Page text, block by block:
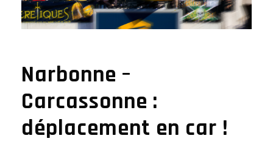
Narbonne –
Carcassonne :
déplacement en car !